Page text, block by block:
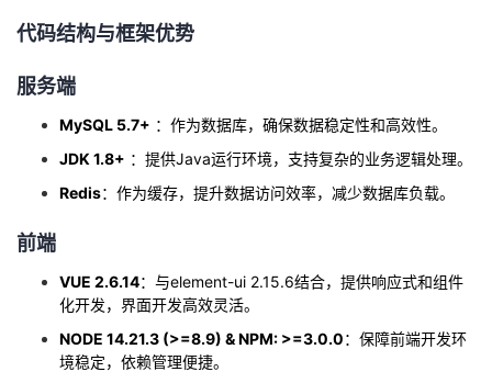
代码结构与框架优势
服务端
MySQL 5.7+ ：作为数据库，确保数据稳定性和高效性。
JDK 1.8+ ：提供Java运行环境，支持复杂的业务逻辑处理。
Redis：作为缓存，提升数据访问效率，减少数据库负载。
前端
VUE 2.6.14：与element-ui 2.15.6结合，提供响应式和组件
化开发，界面开发高效灵活。
NODE 14.21.3 (>=8.9) & NPM: >=3.0.0：保障前端开发环
境稳定，依赖管理便捷。